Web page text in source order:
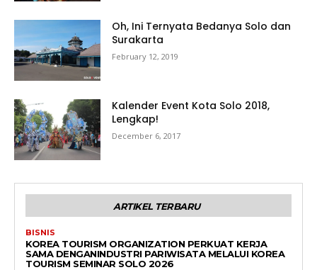
Oh, Ini Ternyata Bedanya Solo dan
Surakarta
February 12, 2019
Kalender Event Kota Solo 2018,
Lengkap!
December 6, 2017
ARTIKEL TERBARU
BISNIS
KOREA TOURISM ORGANIZATION PERKUAT KERJA
SAMA DENGANINDUSTRI PARIWISATA MELALUI KOREA
TOURISM SEMINAR SOLO 2026